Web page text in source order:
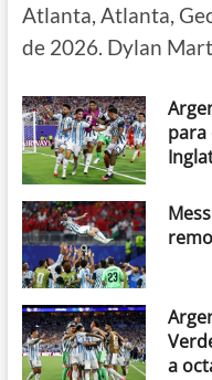
Atlanta, Atlanta,
de 2026. Dylan
para
a